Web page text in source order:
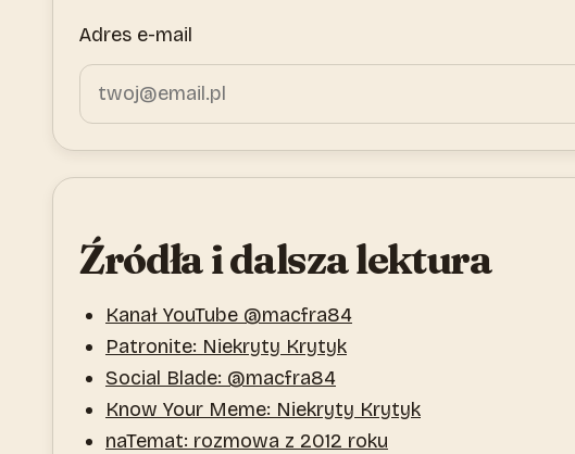
Adres e-mail
Źródła i dalsza lektura
Kanał YouTube @macfra84
Patronite: Niekryty Krytyk
Social Blade: @macfra84
Know Your Meme: Niekryty Krytyk
naTemat: rozmowa z 2012 roku